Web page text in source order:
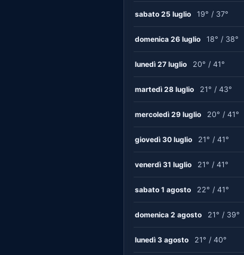
sabato 25 luglio 19° / 37°
domenica 26 luglio 18° / 38°
lunedì 27 luglio 20° / 41°
martedì 28 luglio 21° / 43°
mercoledì 29 luglio 20° / 41°
giovedì 30 luglio 21° / 41°
venerdì 31 luglio 21° / 41°
sabato 1 agosto 22° / 41°
domenica 2 agosto 21° / 39°
lunedì 3 agosto 21° / 40°